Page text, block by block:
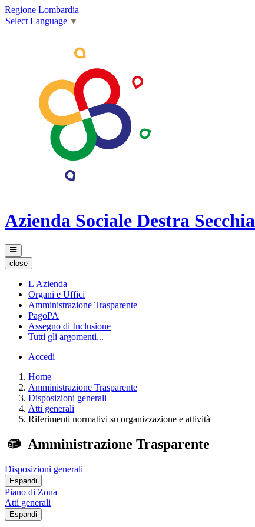
Regione Lombardia
Select Language ▼
Azienda Sociale Destra Secchia
close
L'Azienda
Organi e Uffici
Amministrazione Trasparente
PagoPA
Assegno di Inclusione
Tutti gli argomenti...
Accedi
Home
Amministrazione Trasparente
Disposizioni generali
Atti generali
Riferimenti normativi su organizzazione e attività
Amministrazione Trasparente
Disposizioni generali
Espandi
Piano di Zona
Atti generali
Espandi